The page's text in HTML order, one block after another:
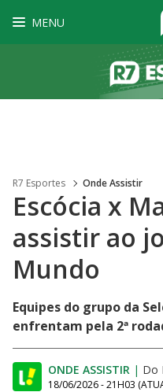
MENU
R7 Esportes Onde Assistir
Escócia x
assistir ao
Mundo
Equipes do grupo da
enfrentam pela 2ª
ONDE ASSISTIR | Do
18/06/2026 - 21H03